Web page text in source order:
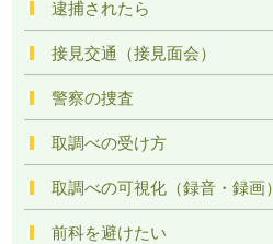
逮捕されたら
接見交通（接見面会）
警察の捜査
取調べの受け方
取調べの可視化（録音・録画）
前科を避けたい